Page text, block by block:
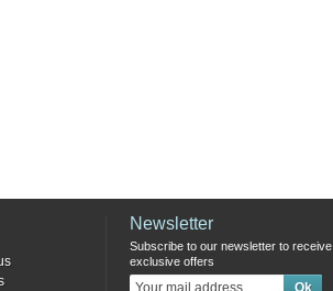
Newsletter
Subscribe to our newsletter to receive
exclusive offers